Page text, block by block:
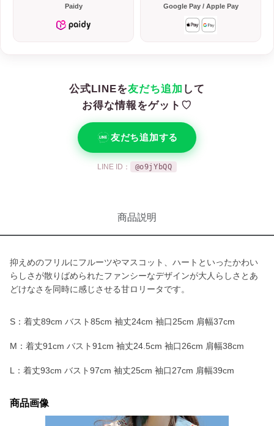
Paidy Google Pay / Apple Pay
公式LINEを友だち追加 して
お得な情報をゲット♡
友だち追加する
LINE ID： @o9jYbQQ
商品説明
抑えめのフリルにフルーツやマスコット、ハートといったかわい
らしさが散りばめられたファンシーなデザインが大人らしさとあ
どけなさを同時に感じさせる甘ロリータです。
S：着丈89cm バスト85cm 袖丈24cm 袖口25cm 肩幅37cm
M：着丈91cm バスト91cm 袖丈24.5cm 袖口26cm 肩幅38cm
L：着丈93cm バスト97cm 袖丈25cm 袖口27cm 肩幅39cm
商品画像